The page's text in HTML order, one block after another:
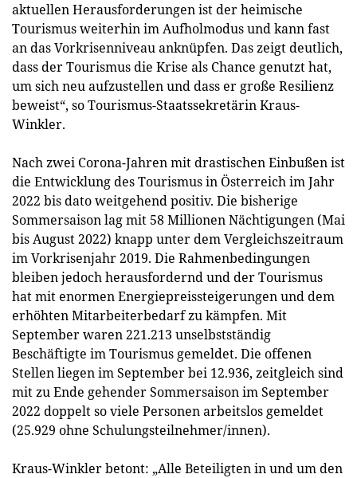
aktuellen Herausforderungen ist der heimische
Tourismus weiterhin im Aufholmodus und kann fast
an das Vorkrisenniveau anknüpfen. Das zeigt deutlich,
dass der Tourismus die Krise als Chance genutzt hat,
um sich neu aufzustellen und dass er große Resilienz
beweist“, so Tourismus-Staatssekretärin Kraus-
Winkler.
Nach zwei Corona-Jahren mit drastischen Einbußen ist
die Entwicklung des Tourismus in Österreich im Jahr
2022 bis dato weitgehend positiv. Die bisherige
Sommersaison lag mit 58 Millionen Nächtigungen (Mai
bis August 2022) knapp unter dem Vergleichszeitraum
im Vorkrisenjahr 2019. Die Rahmenbedingungen
bleiben jedoch herausfordernd und der Tourismus
hat mit enormen Energiepreissteigerungen und dem
erhöhten Mitarbeiterbedarf zu kämpfen. Mit
September waren 221.213 unselbstständig
Beschäftigte im Tourismus gemeldet. Die offenen
Stellen liegen im September bei 12.936, zeitgleich sind
mit zu Ende gehender Sommersaison im September
2022 doppelt so viele Personen arbeitslos gemeldet
(25.929 ohne Schulungsteilnehmer/innen).
Kraus-Winkler betont: „Alle Beteiligten in und um den